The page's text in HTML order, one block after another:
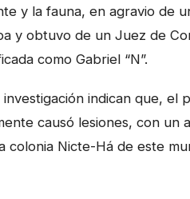
y la fauna, en agravio de
y obtuvo de un Juez de
como Gabriel “N”.
indican que, el
causó lesiones, con
colonia Nicte-Há de este